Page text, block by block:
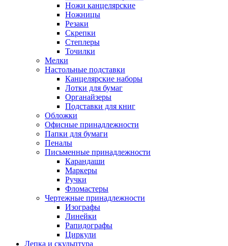
Ножи канцелярские
Ножницы
Резаки
Скрепки
Степлеры
Точилки
Мелки
Настольные подставки
Канцелярские наборы
Лотки для бумаг
Органайзеры
Подставки для книг
Обложки
Офисные принадлежности
Папки для бумаги
Пеналы
Письменные принадлежности
Карандаши
Маркеры
Ручки
Фломастеры
Чертежные принадлежности
Изографы
Линейки
Рапидографы
Циркули
Лепка и скульптура